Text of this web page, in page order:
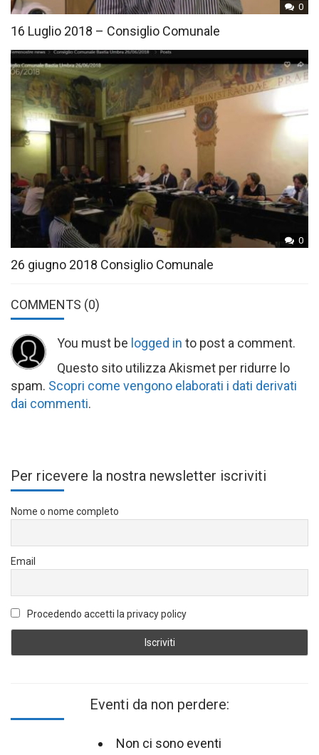
0
16 Luglio 2018 – Consiglio Comunale
0
26 giugno 2018 Consiglio Comunale
COMMENTS (0)
You must be logged in to post a comment.
Questo sito utilizza Akismet per ridurre lo
spam. Scopri come vengono elaborati i dati derivati
dai commenti.
Per ricevere la nostra newsletter iscriviti
Nome o nome completo
Email
Procedendo accetti la privacy policy
Eventi da non perdere:
Non ci sono eventi